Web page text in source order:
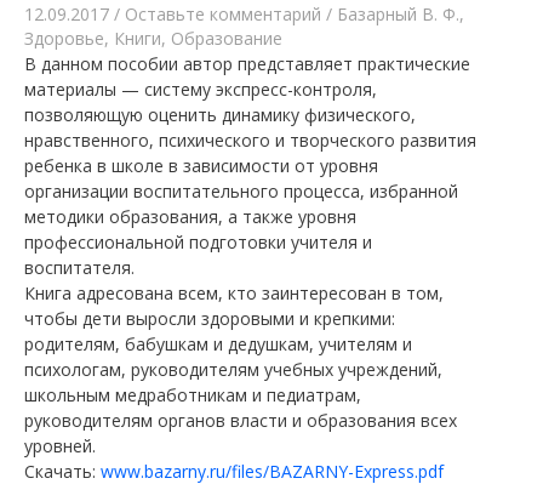
12.09.2017 / Оставьте комментарий / Базарный В. Ф.,
Здоровье, Книги, Образование
В данном пособии автор представляет практические
материалы — систему экспресс-контроля,
позволяющую оценить динамику физи­ческого,
нравственного, психического и творческого развития
ре­бенка в школе в зависимости от уровня
организации воспитатель­ного процесса, избранной
методики образования, а также уровня
профессиональной подготовки учителя и
воспитателя.
Книга адресована всем, кто заинтересован в том,
чтобы дети вы­росли здоровыми и крепкими:
родителям, бабушкам и дедушкам, учителям и
психологам, руководителям учебных учреждений,
школьным медработникам и педиатрам,
руководителям органов власти и образования всех
уровней.
Скачать: www.bazarny.ru/files/BAZARNY-Express.pdf